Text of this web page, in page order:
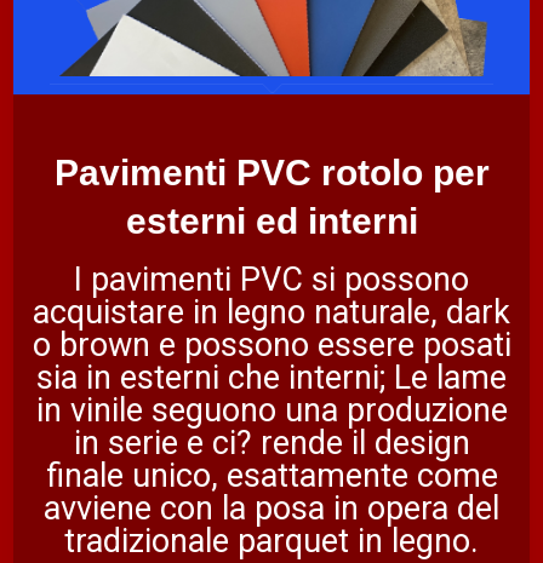
Pavimenti PVC rotolo per
esterni ed interni
I pavimenti PVC si possono
acquistare in legno naturale, dark
o brown e possono essere posati
sia in esterni che interni; Le lame
in vinile seguono una produzione
in serie e ci? rende il design
finale unico, esattamente come
avviene con la posa in opera del
tradizionale parquet in legno.